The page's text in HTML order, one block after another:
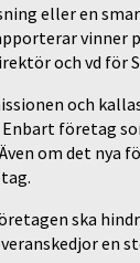
eller en
och vd för
och
företag
om det nya
ska
en